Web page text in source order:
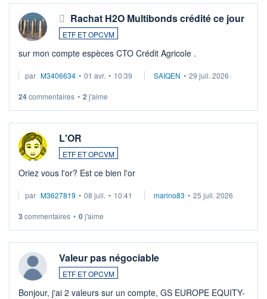
Rachat H2O Multibonds crédité ce jour
ETF ET OPCVM
sur mon compte espèces CTO Crédit Agricole .
par M3406634 • 01 avr. • 10:39 SAIQEN • 29 juil. 2026
24commentaires • 2 j'aime
L'OR
ETF ET OPCVM
Oriez vous l'or? Est ce bien l'or
par M3627819 • 08 juil. • 10:41 marino83 • 25 juil. 2026
3 commentaires • 0j'aime
Valeur pas négociable
ETF ET OPCVM
Bonjour, j'ai 2 valeurs sur un compte, GS EUROPE EQUITY-